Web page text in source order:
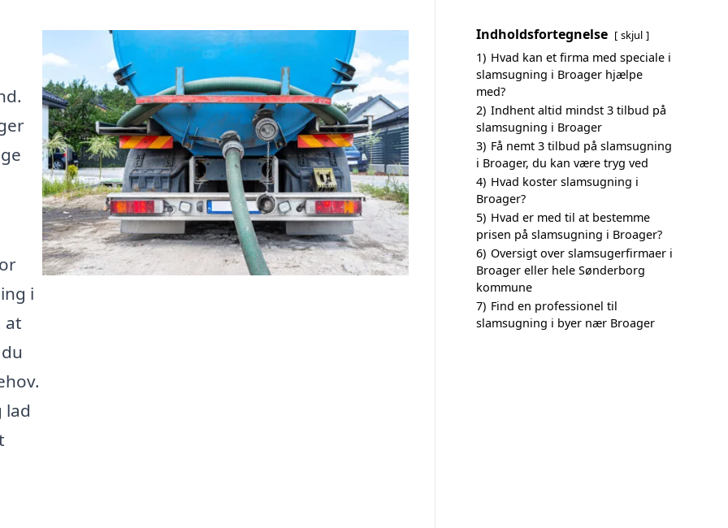
i
at
lad
Indholdsfortegnelse skjul
1) Hvad kan et firma med speciale i
slamsugning i Broager hjælpe
med?
2) Indhent altid mindst 3 tilbud på
slamsugning i Broager
3) Få nemt 3 tilbud på slamsugning
i Broager, du kan være tryg ved
4) Hvad koster slamsugning i
Broager?
5) Hvad er med til at bestemme
prisen på slamsugning i Broager?
6) Oversigt over slamsugerfirmaer i
Broager eller hele Sønderborg
kommune
7) Find en professionel til
slamsugning i byer nær Broager